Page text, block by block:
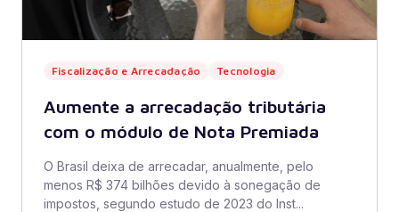
Fiscalização e Arrecadação Tecnologia
Aumente a arrecadação tributária
com o módulo de Nota Premiada
O Brasil deixa de arrecadar, anualmente, pelo
menos R$ 374 bilhões devido à sonegação de
impostos, segundo estudo de 2023 do Inst...